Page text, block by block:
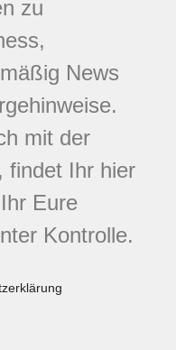
zu
News
mit der
findet Ihr hier
Eure
Kontrolle.